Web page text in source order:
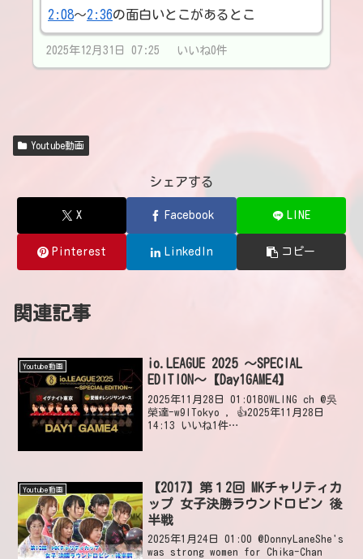
2:08〜2:36の面白いとこがあるとこ
2025年12月31日 07:25 いいね0件
Youtube動画
シェアする
X Facebook LINE
Pinterest LinkedIn コピー
関連記事
Youtube動画
io.LEAGUE 2025 ～SPECIAL
EDITION～【Day1GAME4】
2025年11月28日 01:01BOWLING ch @吳
榮達-w9lTokyo , 👍2025年11月28日
14:13 いいね1件
Youtube動画
【2017】第１2回 MKチャリティカ
ップ 女子決勝ラウンドロビン 後
半戦
2025年1月24日 01:00 @DonnyLaneShe's
was strong women for Chika-Chan